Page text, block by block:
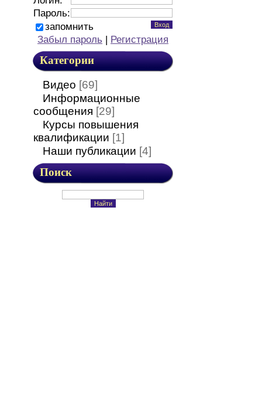
Пароль:
запомнить
Забыл пароль | Регистрация
Категории
Видео [69]
Информационные
сообщения [29]
Курсы повышения
квалификации [1]
Наши публикации [4]
Поиск